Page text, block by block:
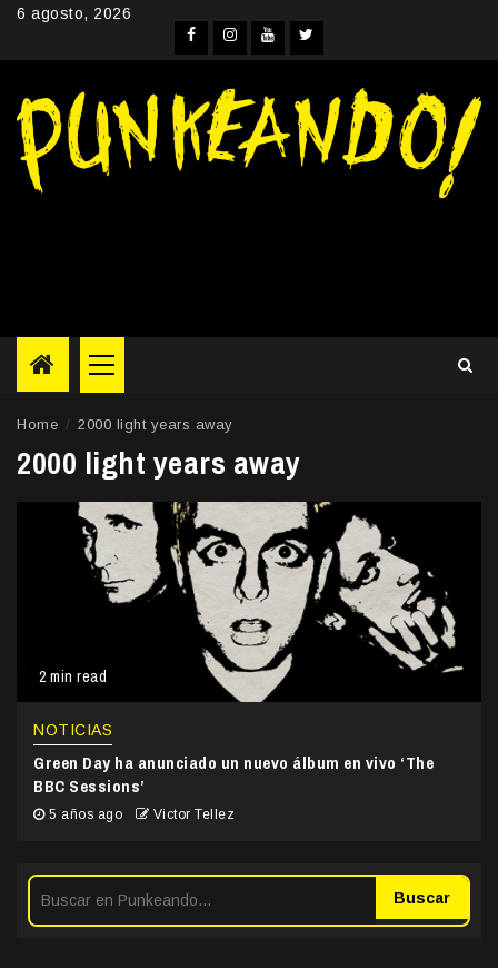
Skip6 agosto, 2026
Facebook
Instagram
YouTube
Twitter
Primary
Menu
Home 2000 light years away
2000 light years away
2 min read
NOTICIAS
Green Day ha anunciado un nuevo álbum en vivo ‘The
BBC Sessions’
5 años ago Victor Tellez
Buscar